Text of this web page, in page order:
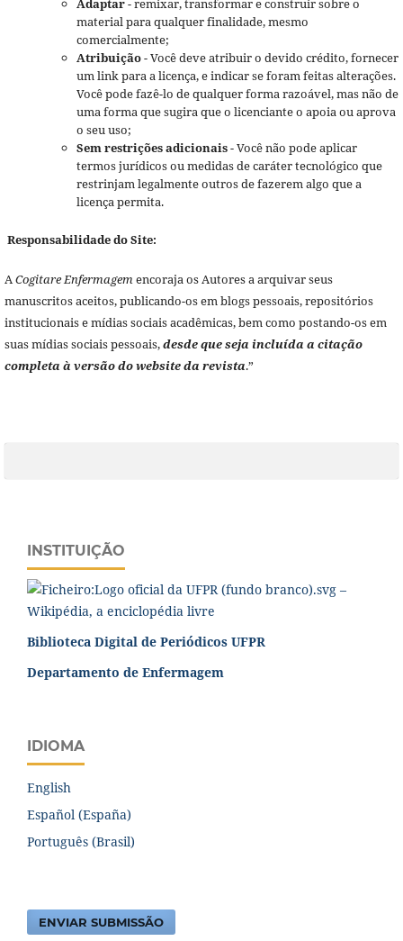
Adaptar- remixar, transformar e construir sobre o
material para qualquer finalidade, mesmo
comercialmente;
Atribuição- Você deve atribuir o devido crédito, fornecer
um link para a licença, e indicar se foram feitas alterações.
Você pode fazê-lo de qualquer forma razoável, mas não de
uma forma que sugira que o licenciante o apoia ou aprova
o seu uso;
Sem restrições adicionais- Você não pode aplicar
termos jurídicos ou medidas de caráter tecnológico que
restrinjam legalmente outros de fazerem algo que a
licença permita.
Responsabilidade do Site:
ACogitare Enfermagemencoraja os Autores a arquivar seus
manuscritos aceitos, publicando-os em blogs pessoais, repositórios
institucionais e mídias sociais acadêmicas, bem como postando-os em
suas mídias sociais pessoais,desde que seja incluída a citação
completa à versão do website da revista.”
INSTITUIÇÃO
Biblioteca Digital de Periódicos UFPR
Departamento de Enfermagem
IDIOMA
English
Español (España)
Português (Brasil)
ENVIAR SUBMISSÃO